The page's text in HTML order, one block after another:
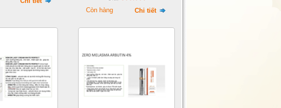
Còn hàng Chi tiết